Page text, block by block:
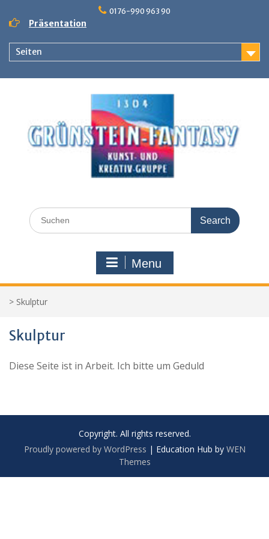
content
0176-990 963 90
Präsentation
Seiten
Search
for:
Menu
> Skulptur
Skulptur
Diese Seite ist in Arbeit. Ich bitte um Geduld
Copyright. All rights reserved.
Proudly powered by WordPress | Education Hub by WEN
Themes